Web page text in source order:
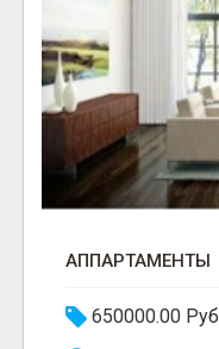
АППАРТАМЕНТЫ
650000.00 Руб